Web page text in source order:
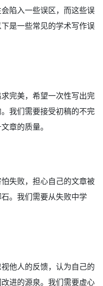
陷入一些误区，而这些误
是一些常见的学术写作误
完美，希望一次性写出完
我们需要接受初稿的不完
章的质量。
失败，担心自己的文章被
。我们需要从失败中学
他人的反馈，认为自己的
进的源泉。我们需要虚心